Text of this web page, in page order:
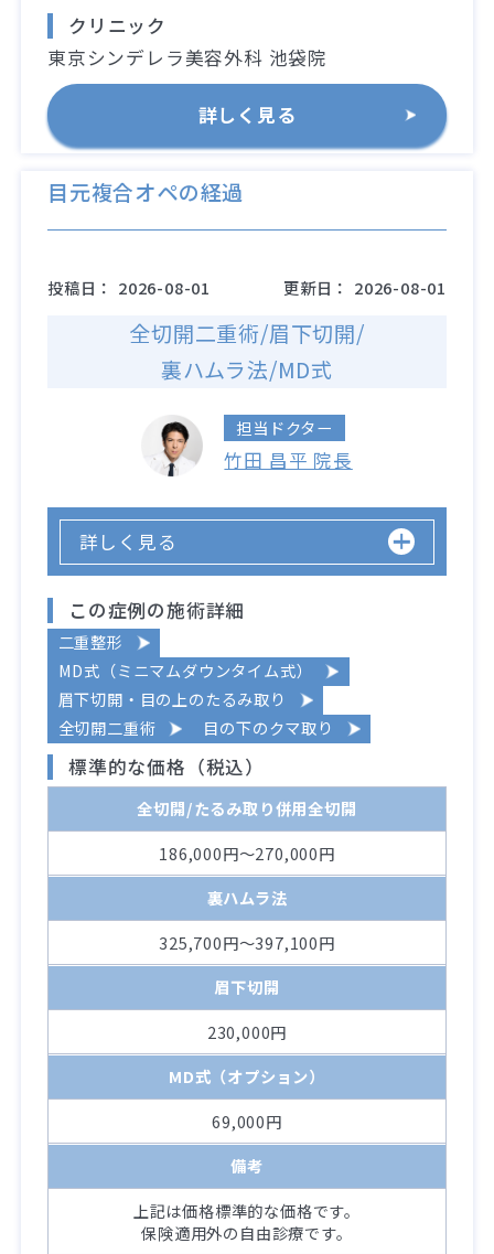
クリニック
東京シンデレラ美容外科 池袋院
詳しく見る
目元複合オペの経過
投稿日： 2026-08-01 更新日： 2026-08-01
全切開二重術/眉下切開/
裏ハムラ法/MD式
担当ドクター
竹田 昌平 院長
詳しく見る
この症例の施術詳細
二重整形
MD式（ミニマムダウンタイム式）
眉下切開・目の上のたるみ取り
全切開二重術
目の下のクマ取り
標準的な価格（税込）
全切開/たるみ取り併用全切開
186,000円～270,000円
裏ハムラ法
325,700円～397,100円
眉下切開
230,000円
MD式（オプション）
69,000円
備考
上記は価格標準的な価格です。
保険適用外の自由診療です。